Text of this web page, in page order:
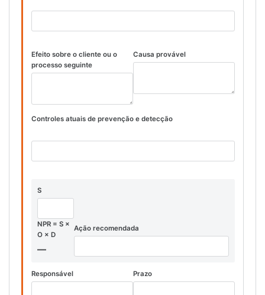
Efeito sobre o cliente ou o
processo seguinte
Causa provável
Controles atuais de prevenção e detecção
S
NPR = S ×
O × D
—
Ação recomendada
Responsável Prazo